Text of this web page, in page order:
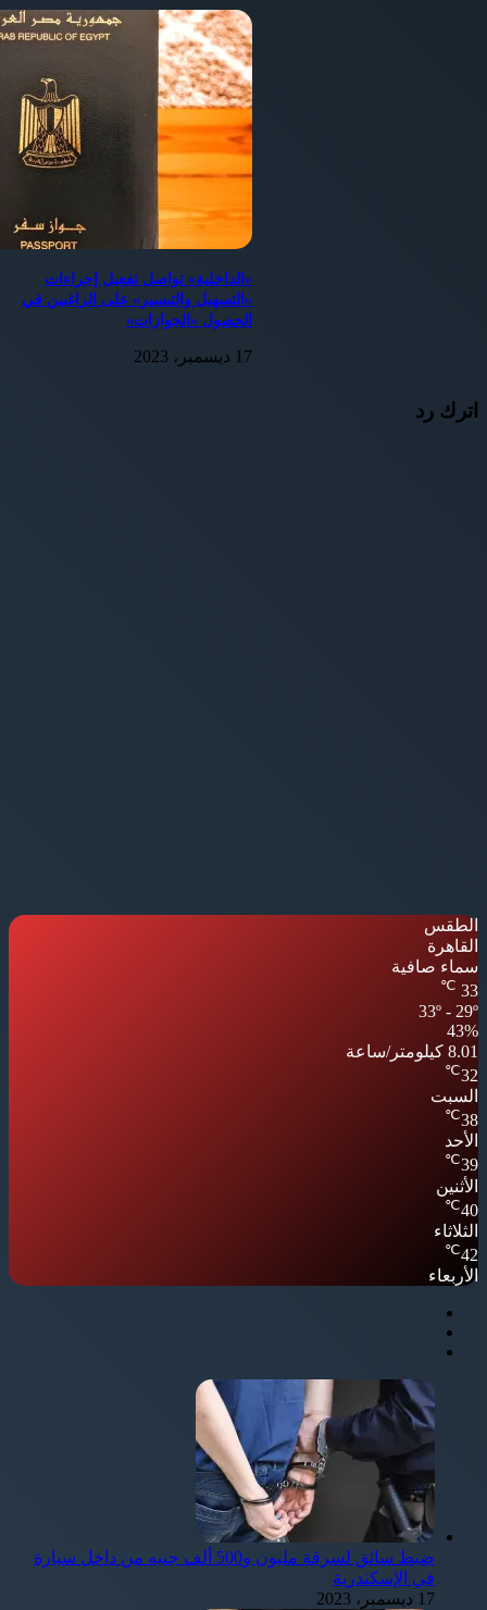
«الداخلية» تواصل تفعيل إجراءات
«التسهيل والتيسير» على الراغبين في
الحصول «الجوازات»
17 ديسمبر، 2023
اترك رد
الطقس
القاهرة
سماء صافية
33
℃
33º - 29º
43%
8.01 كيلومتر/ساعة
32
℃
السبت
38
℃
الأحد
39
℃
الأثنين
40
℃
الثلاثاء
42
℃
الأربعاء
ضبط سائق لسرقة مليون و500 ألف جنيه من داخل سيارة
في الإسكندرية
17 ديسمبر، 2023